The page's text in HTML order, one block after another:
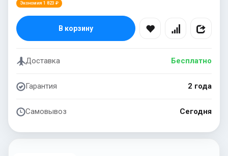
Экономия 1 823 ₽
В корзину
Доставка Бесплатно
Гарантия 2 года
Самовывоз Сегодня